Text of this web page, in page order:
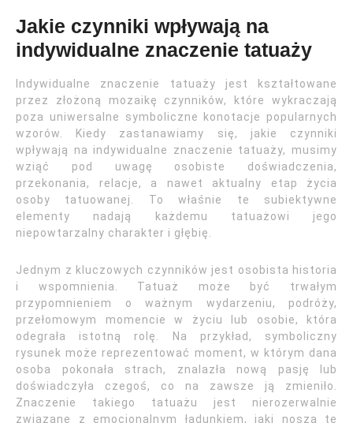
Jakie czynniki wpływają na
indywidualne znaczenie tatuaży
Indywidualne znaczenie tatuaży jest kształtowane
przez złożoną mozaikę czynników, które wykraczają
poza uniwersalne symboliczne konotacje popularnych
wzorów. Kiedy zastanawiamy się, jakie czynniki
wpływają na indywidualne znaczenie tatuaży, musimy
wziąć pod uwagę osobiste doświadczenia,
przekonania, relacje, a nawet aktualny etap życia
osoby tatuowanej. To właśnie te subiektywne
elementy nadają każdemu tatuażowi jego
niepowtarzalny charakter i głębię.
Jednym z kluczowych czynników jest osobista historia
i wspomnienia. Tatuaż może być trwałym
przypomnieniem o ważnym wydarzeniu, podróży,
przełomowym momencie w życiu lub osobie, która
odegrała istotną rolę. Na przykład, symboliczny
rysunek może reprezentować moment, w którym dana
osoba pokonała strach, znalazła nową pasję lub
doświadczyła czegoś, co na zawsze ją zmieniło.
Znaczenie takiego tatuażu jest nierozerwalnie
związane z emocjonalnym ładunkiem, jaki noszą te